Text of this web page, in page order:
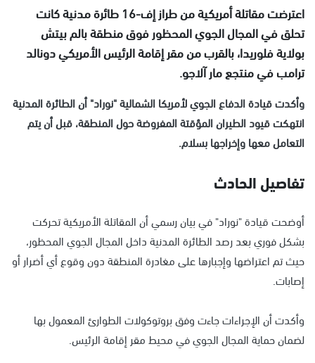
اعترضت مقاتلة أمريكية من طراز إف-16 طائرة مدنية كانت
تحلق في المجال الجوي المحظور فوق منطقة بالم بيتش
بولاية فلوريدا، بالقرب من مقر إقامة الرئيس الأمريكي دونالد
ترامب في منتجع مار آلاجو.
وأكدت قيادة الدفاع الجوي لأمريكا الشمالية "نوراد" أن الطائرة المدنية
انتهكت قيود الطيران المؤقتة المفروضة حول المنطقة، قبل أن يتم
التعامل معها وإخراجها بسلام.
تفاصيل الحادث
أوضحت قيادة "نوراد" في بيان رسمي أن المقاتلة الأمريكية تحركت
بشكل فوري بعد رصد الطائرة المدنية داخل المجال الجوي المحظور،
حيث تم اعتراضها وإجبارها على مغادرة المنطقة دون وقوع أي أضرار أو
إصابات.
وأكدت أن الإجراءات جاءت وفق بروتوكولات الطوارئ المعمول بها
لضمان حماية المجال الجوي في محيط مقر إقامة الرئيس.